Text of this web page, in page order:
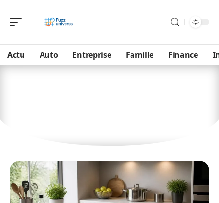
Actu Auto Entreprise Famille Finance